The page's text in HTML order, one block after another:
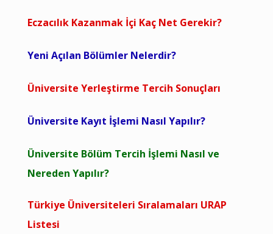
Eczacılık Kazanmak İçi Kaç Net Gerekir?
Yeni Açılan Bölümler Nelerdir?
Üniversite Yerleştirme Tercih Sonuçları
Üniversite Kayıt İşlemi Nasıl Yapılır?
Üniversite Bölüm Tercih İşlemi Nasıl ve
Nereden Yapılır?
Türkiye Üniversiteleri Sıralamaları URAP
Listesi